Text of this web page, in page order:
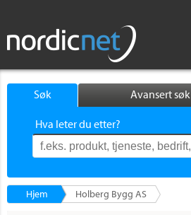
Søk Avansert søk
Hva leter du etter?
Hjem Holberg Bygg AS